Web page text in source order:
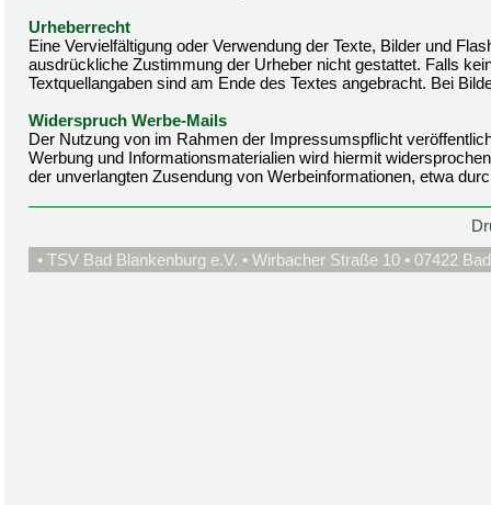
Urheberrecht
Eine Vervielfältigung oder Verwendung der Texte, Bilder und
ausdrückliche Zustimmung der Urheber nicht gestattet. Falls
Textquellangaben sind am Ende des Textes angebracht. Bei
Widerspruch Werbe-Mails
Der Nutzung von im Rahmen der Impressumspflicht
Werbung und Informationsmaterialien wird hiermit
der unverlangten Zusendung von Werbeinformationen, etwa
• TSV Bad Blankenburg e.V. • Wirbacher Straße 10 • 07422